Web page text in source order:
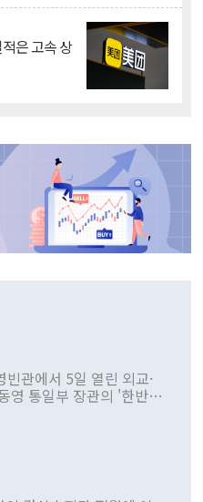
은 고속 상
관에서 5일 열린 외교·
영 통일부 장관의 '한반도
책으로 추진하겠다고 공
내놨다. 그동안 정 장